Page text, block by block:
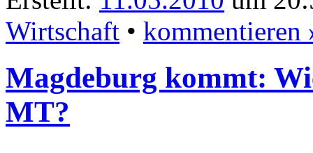
Wirtschaft • kommentieren
Magdeburg kommt:
MT?